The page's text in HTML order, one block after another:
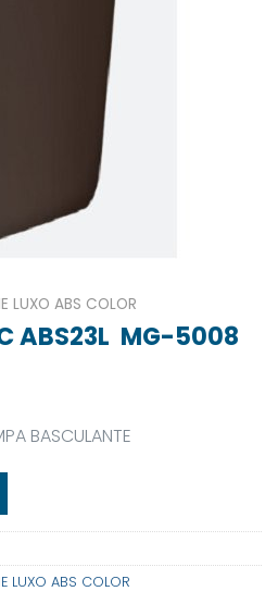
LUXO ABS COLOR
ABS23L MG-5008
BASCULANTE
LUXO ABS COLOR